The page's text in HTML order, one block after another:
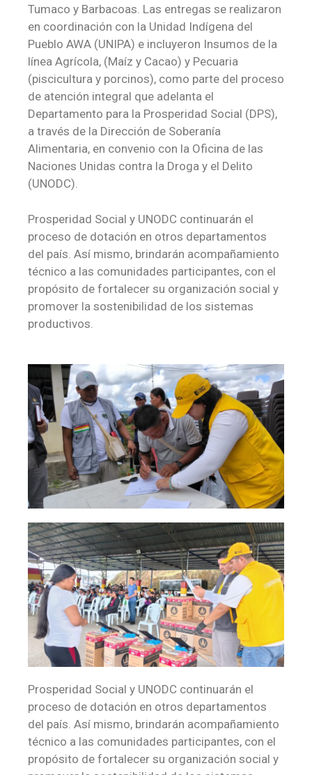
Tumaco y Barbacoas. Las entregas se realizaron
en coordinación con la Unidad Indígena del
Pueblo AWA (UNIPA) e incluyeron Insumos de la
línea Agrícola, (Maíz y Cacao) y Pecuaria
(piscicultura y porcinos), como parte del proceso
de atención integral que adelanta el
Departamento para la Prosperidad Social (DPS),
a través de la Dirección de Soberanía
Alimentaria, en convenio con la Oficina de las
Naciones Unidas contra la Droga y el Delito
(UNODC).
Prosperidad Social y UNODC continuarán el
proceso de dotación en otros departamentos
del país. Así mismo, brindarán acompañamiento
técnico a las comunidades participantes, con el
propósito de fortalecer su organización social y
promover la sostenibilidad de los sistemas
productivos.
Prosperidad Social y UNODC continuarán el
proceso de dotación en otros departamentos
del país. Así mismo, brindarán acompañamiento
técnico a las comunidades participantes, con el
propósito de fortalecer su organización social y